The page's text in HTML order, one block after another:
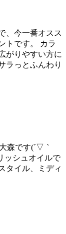
、今一番オスス
トです。 カラ
がりやすい方に
ラっとふんわり
森です(´▽｀
ッシュオイルで
タイル、ミディ